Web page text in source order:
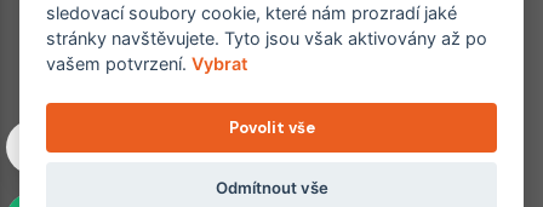
Ordinace roku
Rehabilitační ordinace
2. místo – 2017/2019
Copyright © 2011–2026 FYZIOklinika s.r.o.
Machkova 1642/2, Praha 4, Jižní Město – Chodov
Všechna práva vyhrazena. Jakékoliv užití obsahu či jeho částí
sledovací soubory cookie, které nám prozradí jaké
stránky navštěvujete. Tyto jsou však aktivovány až po
vašem potvrzení.Vybrat
Povolit vše
Odmítnout vše